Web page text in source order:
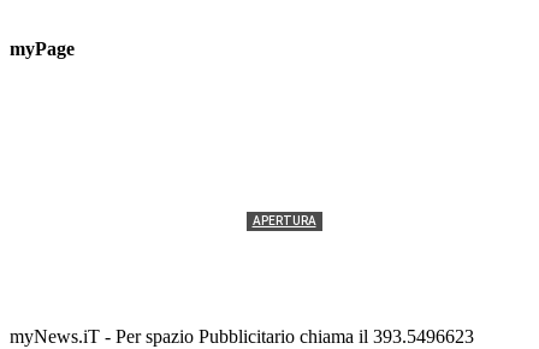
myPage
APERTURA
myNews.iT - Per spazio Pubblicitario chiama il 393.5496623